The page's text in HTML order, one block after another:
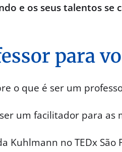
e os seus talentos se
para
o que é ser um
um facilitador para as
Kuhlmann no TEDx